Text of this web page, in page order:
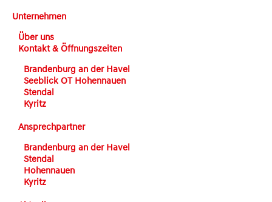
Unternehmen
Über uns
Kontakt & Öffnungszeiten
Brandenburg an der Havel
Seeblick OT Hohennauen
Stendal
Kyritz
Ansprechpartner
Brandenburg an der Havel
Stendal
Hohennauen
Kyritz